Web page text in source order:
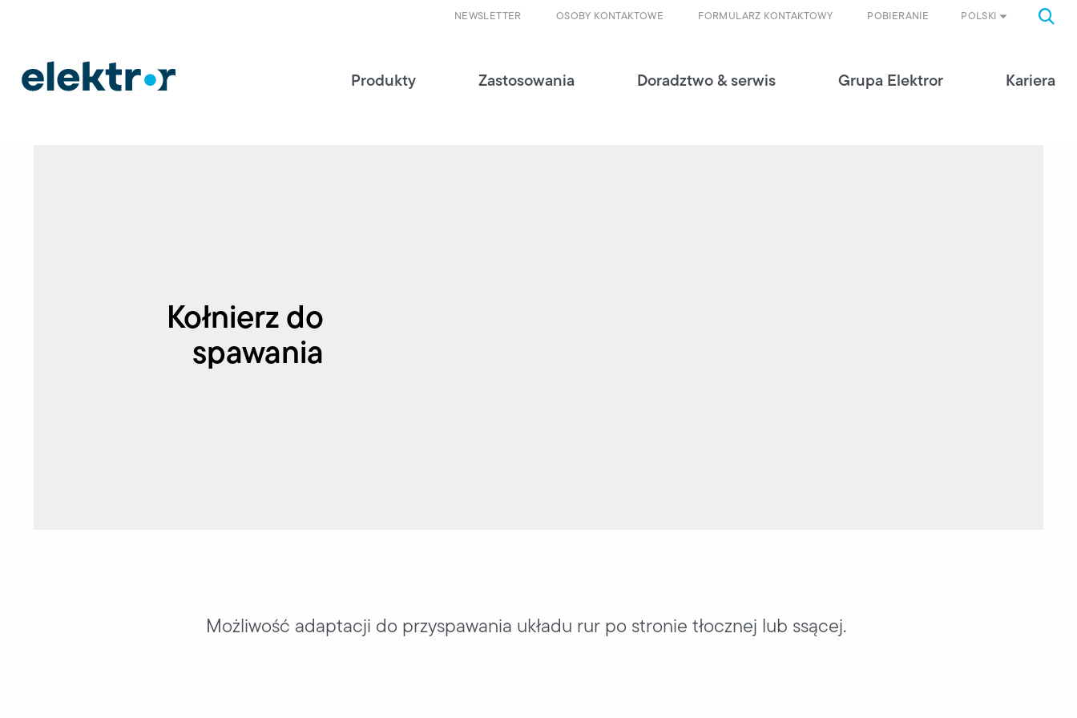
POLSKI
POBIERANIE
FORMULARZ KONTAKTOWY
OSOBY KONTAKTOWE
NEWSLETTER
Produkty Zastosowania Doradztwo & serwis Grupa Elektror Kariera
Kołnierz do
spawania
Możliwość adaptacji do przyspawania układu rur po stronie tłocznej lub ssącej.